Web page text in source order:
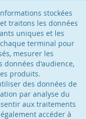
stockées
traitons les données
uniques et les
terminal pour
mesurer les
données d'audience,
produits.
des données de
par analyse du
aux traitements
accéder à